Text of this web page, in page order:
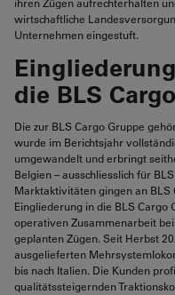
wirtschaftliche
Unternehmen eingestuft.
die BLS
Die zur BLS Cargo Gruppe
wurde im Berichtsjahr
umgewandelt und erbringt
Belgien – ausschliesslich für
Marktaktivitäten gingen an BLS
Eingliederung in die BLS Cargo
operativen Zusammenarbeit
geplanten Zügen. Seit Herbst
ausgelieferten
bis nach Italien. Die Kunden
qualitätssteigernden